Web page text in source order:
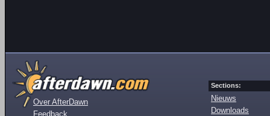
Over AfterDawn
Feedback
Sections:
Nieuws
Downloads